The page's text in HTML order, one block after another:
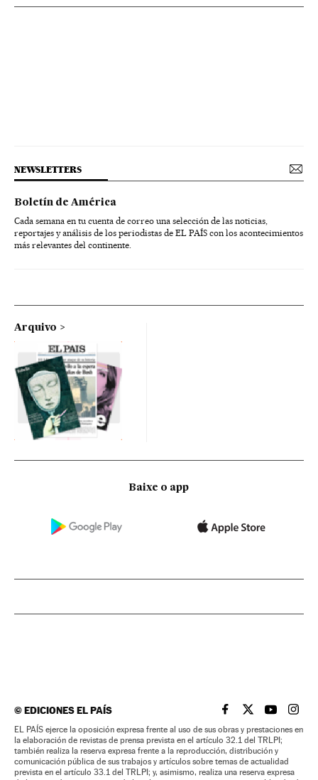
NEWSLETTERS
Boletín de América
Cada semana en tu cuenta de correo una selección de las noticias,
reportajes y análisis de los periodistas de EL PAÍS con los acontecimientos
más relevantes del continente.
Arquivo
Baixe o app
©EDICIONES EL PAÍS EL PAÍS BRASIL EN
EL PAÍSEL PAÍS
EL
EL PAÍS ejerce la oposición expresa frente al uso de sus obras y prestaciones en
la elaboración de revistas de prensa prevista en el artículo 32.1 del TRLPI;
también realiza la reserva expresa frente a la reproducción, distribución y
comunicación pública de sus trabajos y artículos sobre temas de actualidad
prevista en el artículo 33.1 del TRLPI; y, asimismo, realiza una reserva expresa